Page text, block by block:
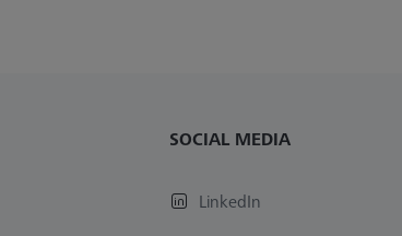
SOCIAL MEDIA
LinkedIn